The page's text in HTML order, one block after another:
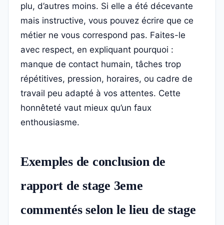
plu, d’autres moins. Si elle a été décevante
mais instructive, vous pouvez écrire que ce
métier ne vous correspond pas. Faites-le
avec respect, en expliquant pourquoi :
manque de contact humain, tâches trop
répétitives, pression, horaires, ou cadre de
travail peu adapté à vos attentes. Cette
honnêteté vaut mieux qu’un faux
enthousiasme.
Exemples de conclusion de
rapport de stage 3eme
commentés selon le lieu de stage